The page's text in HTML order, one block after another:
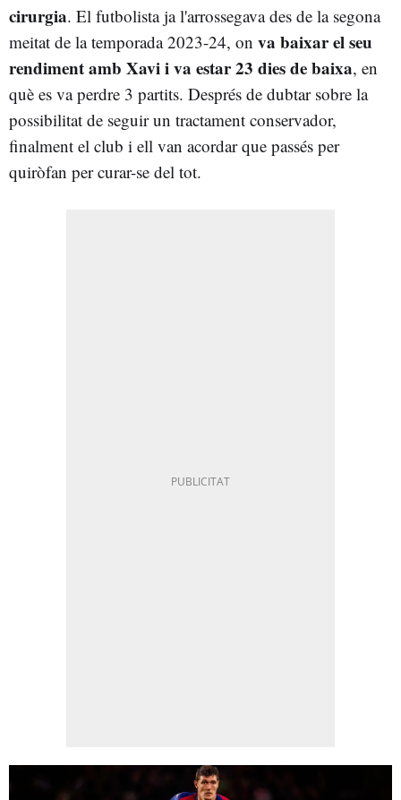
cirurgia. El futbolista ja l'arrossegava des de la segona
meitat de la temporada 2023-24, on va baixar el seu
rendiment amb Xavi i va estar 23 dies de baixa, en
què es va perdre 3 partits. Després de dubtar sobre la
possibilitat de seguir un tractament conservador,
finalment el club i ell van acordar que passés per
quiròfan per curar-se del tot.